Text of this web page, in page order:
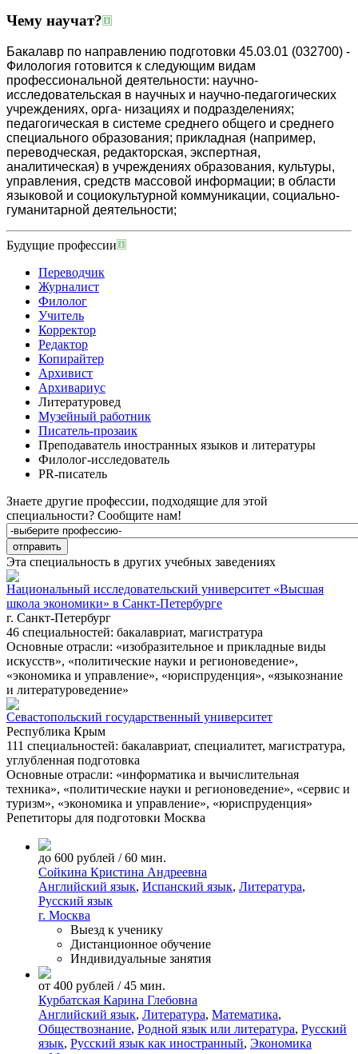
Чему научат?
Бакалавр по направлению подготовки 45.03.01 (032700) -
Филология готовится к следующим видам
профессиональной деятельности: научно-
исследовательская в научных и научно-педагогических
учреждениях, орга- низациях и подразделениях;
педагогическая в системе среднего общего и среднего
специального образования; прикладная (например,
переводческая, редакторская, экспертная,
аналитическая) в учреждениях образования, культуры,
управления, средств массовой информации; в области
языковой и социокультурной коммуникации, социально-
гуманитарной деятельности;
Будущие профессии
Переводчик
Журналист
Филолог
Учитель
Корректор
Редактор
Копирайтер
Архивист
Архивариус
Литературовед
Музейный работник
Писатель-прозаик
Преподаватель иностранных языков и литературы
Филолог-исследователь
PR-писатель
Знаете другие профессии, подходящие для этой
специальности? Сообщите нам!
Эта специальность в других учебных заведениях
Национальный исследовательский университет «Высшая
школа экономики» в Санкт-Петербурге
г. Санкт-Петербург
46 специальностей: бакалавриат, магистратура
Основные отрасли: «изобразительное и прикладные виды
искусств», «политические науки и регионоведение»,
«экономика и управление», «юриспруденция», «языкознание
и литературоведение»
Севастопольский государственный университет
Республика Крым
111 специальностей: бакалавриат, специалитет, магистратура,
углубленная подготовка
Основные отрасли: «информатика и вычислительная
техника», «политические науки и регионоведение», «сервис и
туризм», «экономика и управление», «юриспруденция»
Репетиторы для подготовки Москва
до 600 рублей / 60 мин.
Сойкина Кристина Андреевна
Английский язык, Испанский язык, Литература,
Русский язык
г. Москва
Выезд к ученику
Дистанционное обучение
Индивидуальные занятия
от 400 рублей / 45 мин.
Курбатская Карина Глебовна
Английский язык, Литература, Математика,
Обществознание, Родной язык или литература, Русский
язык, Русский язык как иностранный, Экономика